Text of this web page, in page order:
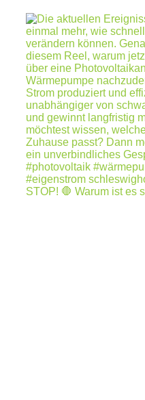
STOP! 🛑 Warum ist es